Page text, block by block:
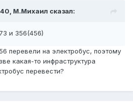
М.Михаил сказал:
и 356(456)
перевели на электробус, поэтому
какая-то инфраструктура
перевести?